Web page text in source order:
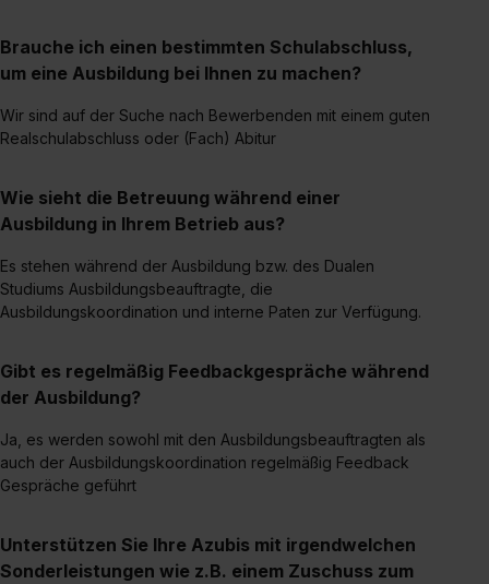
Brauche ich einen bestimmten Schulabschluss,
um eine Ausbildung bei Ihnen zu machen?
Wir sind auf der Suche nach Bewerbenden mit einem guten
Realschulabschluss oder (Fach) Abitur
Wie sieht die Betreuung während einer
Ausbildung in Ihrem Betrieb aus?
Es stehen während der Ausbildung bzw. des Dualen
Studiums Ausbildungsbeauftragte, die
Ausbildungskoordination und interne Paten zur Verfügung.
Gibt es regelmäßig Feedbackgespräche während
der Ausbildung?
Ja, es werden sowohl mit den Ausbildungsbeauftragten als
auch der Ausbildungskoordination regelmäßig Feedback
Gespräche geführt
Unterstützen Sie Ihre Azubis mit irgendwelchen
Sonderleistungen wie z.B. einem Zuschuss zum